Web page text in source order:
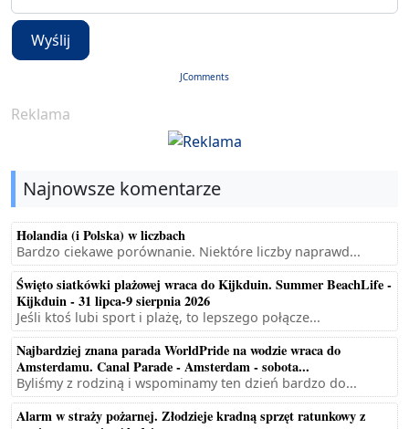
Wyślij
JComments
Reklama
Najnowsze komentarze
Holandia (i Polska) w liczbach
Bardzo ciekawe porównanie. Niektóre liczby naprawd...
Święto siatkówki plażowej wraca do Kijkduin. Summer BeachLife -
Kijkduin - 31 lipca-9 sierpnia 2026
Jeśli ktoś lubi sport i plażę, to lepszego połącze...
Najbardziej znana parada WorldPride na wodzie wraca do
Amsterdamu. Canal Parade - Amsterdam - sobota...
Byliśmy z rodziną i wspominamy ten dzień bardzo do...
Alarm w straży pożarnej. Złodzieje kradną sprzęt ratunkowy z